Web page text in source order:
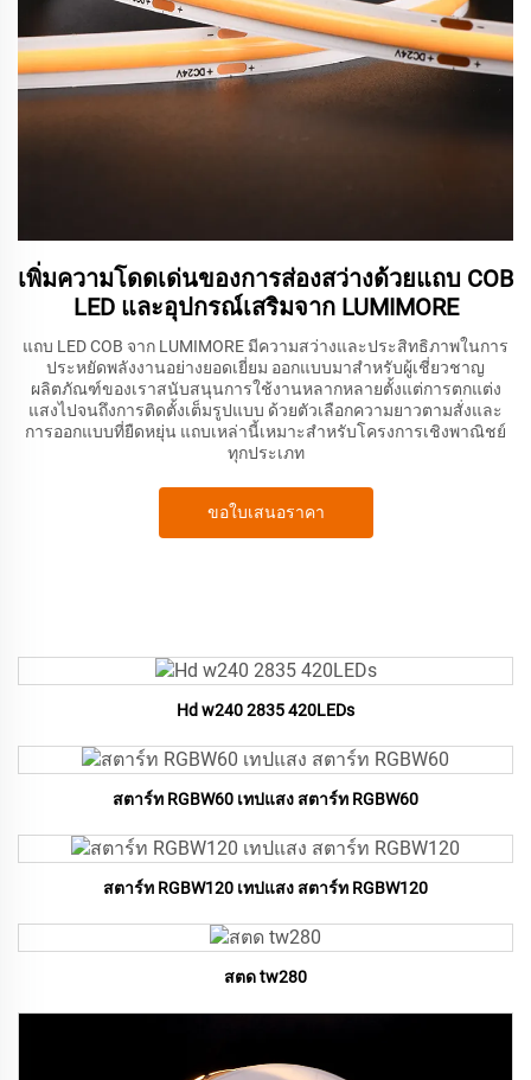
เพิ่มความโดดเด่นของการส่องสว่างด้วยแถบ COB
LED และอุปกรณ์เสริมจาก LUMIMORE
แถบ LED COB จาก LUMIMORE มีความสว่างและประสิทธิภาพในการ
ประหยัดพลังงานอย่างยอดเยี่ยม ออกแบบมาสำหรับผู้เชี่ยวชาญ
ผลิตภัณฑ์ของเราสนับสนุนการใช้งานหลากหลายตั้งแต่การตกแต่ง
แสงไปจนถึงการติดตั้งเต็มรูปแบบ ด้วยตัวเลือกความยาวตามสั่งและ
การออกแบบที่ยืดหยุ่น แถบเหล่านี้เหมาะสำหรับโครงการเชิงพาณิชย์
ทุกประเภท
ขอใบเสนอราคา
Hd w240 2835 420LEDs
สตาร์ท RGBW60 เทปแสง สตาร์ท RGBW60
สตาร์ท RGBW120 เทปแสง สตาร์ท RGBW120
สตด tw280